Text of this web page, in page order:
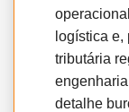
logística
tributária
detalhe